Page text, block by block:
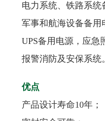
电力系统、铁路系统
军事和航海设备备用
UPS备用电源，应急
报警消防及安保系统
优点
产品设计寿命10年；